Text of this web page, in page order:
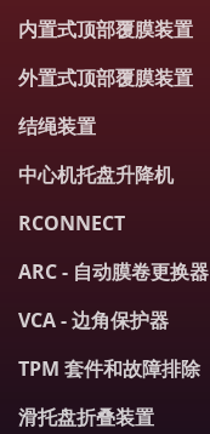
内置式顶部覆膜装置
外置式顶部覆膜装置
结绳装置
中心机托盘升降机
RCONNECT
ARC - 自动膜卷更换器
VCA - 边角保护器
TPM 套件和故障排除
滑托盘折叠装置